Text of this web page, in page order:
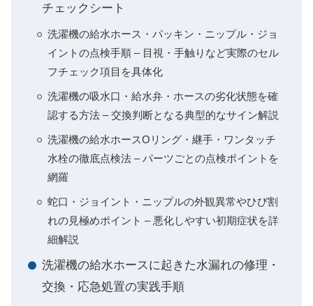
チェックシート
洗濯機の給水ホース・パッキン・ニップル・ジョ
イントの点検手順 – 目視・手触りなど実際のセル
フチェック項目を具体化
洗濯機の吸水口・給水弁・ホースの劣化状態を確
認する方法 – 交換判断となる典型的なサイン解説
洗濯機の給水ホースOリング・継手・ワンタッチ
水栓の徹底点検法 – パーツごとの点検ポイントを
網羅
蛇口・ジョイント・ニップルの外観異常やひび割
れの見極めポイント – 悪化しやすい初期症状を詳
細解説
洗濯機の給水ホースに起きた水漏れの修理・
交換・応急処置の実践手順